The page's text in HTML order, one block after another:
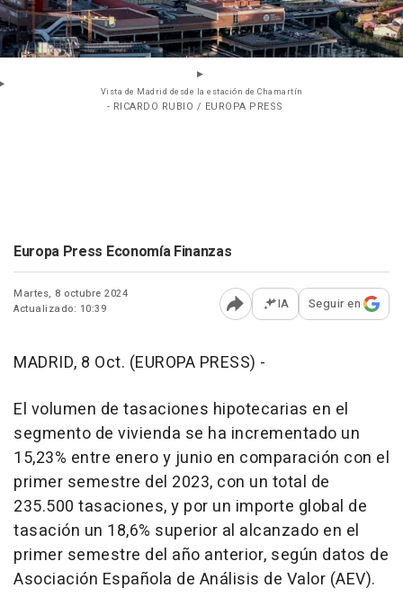
Vista de Madrid desde la estación de Chamartín
- RICARDO RUBIO / EUROPA PRESS
Europa Press Economía Finanzas
Martes, 8 octubre 2024
Actualizado: 10:39
Abrir opciones para
IA Seguir en
MADRID, 8 Oct. (EUROPA PRESS) -
El volumen de tasaciones hipotecarias en el
segmento de vivienda se ha incrementado un
15,23% entre enero y junio en comparación con el
primer semestre del 2023, con un total de
235.500 tasaciones, y por un importe global de
tasación un 18,6% superior al alcanzado en el
primer semestre del año anterior, según datos de
Asociación Española de Análisis de Valor (AEV).